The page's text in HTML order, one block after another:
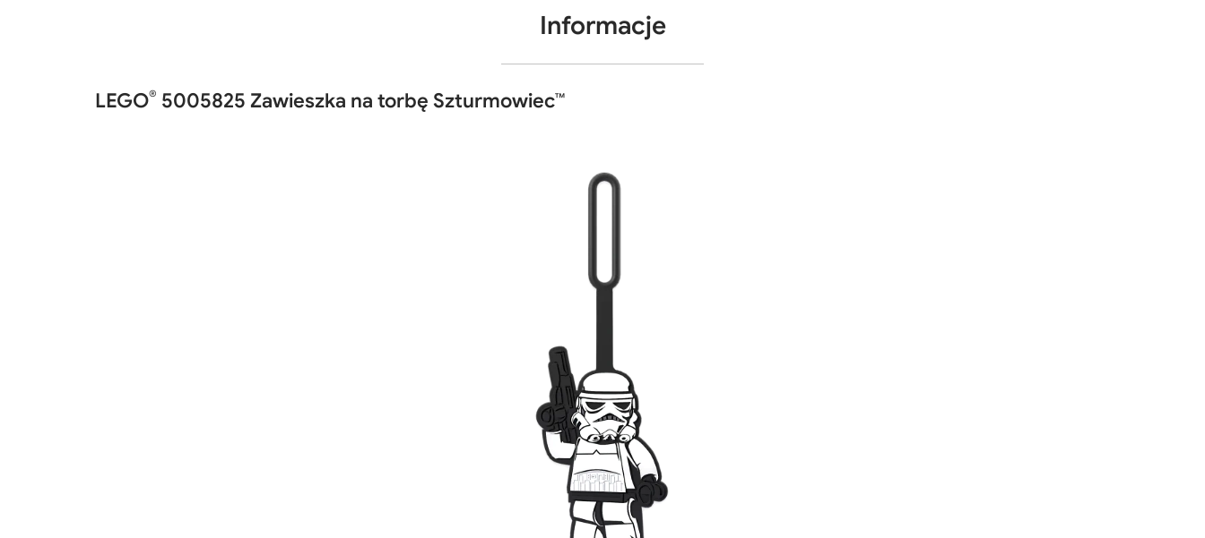
Informacje
LEGO® 5005825 Zawieszka na torbę Szturmowiec™